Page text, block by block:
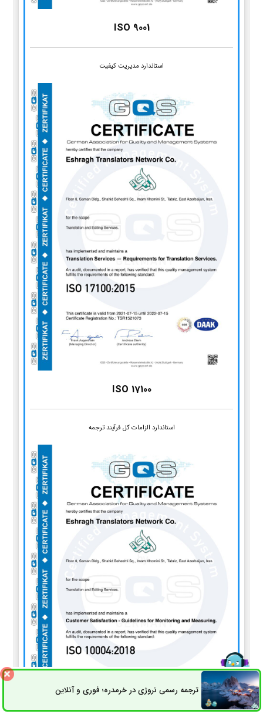
ISO 9001
استاندارد مدیریت کیفیت
ISO 17100
استاندارد الزامات کل فرآیند ترجمه
ترجمه رسمی نروژی در خرمدره؛ فوری و آنلاینثبت سفارش راه های ارتباطی